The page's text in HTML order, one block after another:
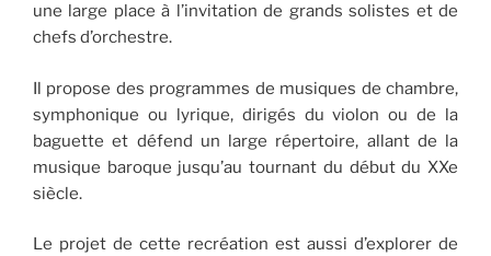
une large place à l’invitation de grands solistes et de
chefs d’orchestre.
Il propose des programmes de musiques de chambre,
symphonique ou lyrique, dirigés du violon ou de la
baguette et défend un large répertoire, allant de la
musique baroque jusqu’au tournant du début du XXe
siècle.
Le projet de cette recréation est aussi d’explorer de